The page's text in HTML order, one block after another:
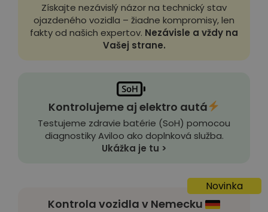
Získajte nezávislý názor na technický stav
ojazdeného vozidla – žiadne kompromisy, len
fakty od našich expertov. Nezávisle a vždy na
Vašej strane.
Kontrolujeme aj elektro autá
Testujeme zdravie batérie (SoH) pomocou
diagnostiky Aviloo ako doplnková služba.
Ukážka je tu >
Novinka
Kontrola vozidla v Nemecku